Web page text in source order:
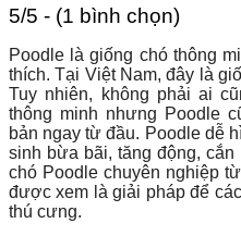
5/5 - (1 bình chọn)
Poodle là giống chó thông
thích. Tại Việt Nam, đây là
Tuy nhiên, không phải ai
thông minh nhưng Poodle
bản ngay từ đầu. Poodle dễ
sinh bừa bãi, tăng động,
chó Poodle chuyên nghiệp
được xem là giải pháp để
thú cưng.